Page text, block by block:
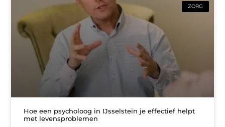
ZORG
Hoe een psycholoog in IJsselstein je effectief helpt
met levensproblemen